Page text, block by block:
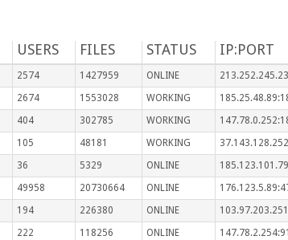
USERS FILES STATUS IP:PORT
2574 1427959 ONLINE
2674 1553028 WORKING
404 302785 WORKING
105 48181 WORKING
36 5329 ONLINE
49958 20730664 ONLINE
194 226380 ONLINE
222 118256 ONLINE